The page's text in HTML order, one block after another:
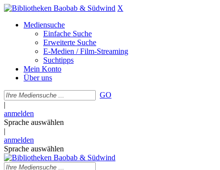
X
Mediensuche
Einfache Suche
Erweiterte Suche
E-Medien / Film-Streaming
Suchtipps
Mein Konto
Über uns
GO
|
anmelden
Sprache auswählen
|
anmelden
Sprache auswählen